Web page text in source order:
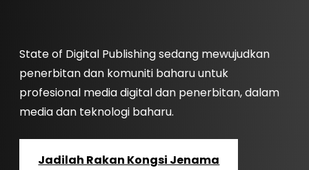
State of Digital Publishing sedang mewujudkan
penerbitan dan komuniti baharu untuk
profesional media digital dan penerbitan, dalam
media dan teknologi baharu.
Jadilah Rakan Kongsi Jenama